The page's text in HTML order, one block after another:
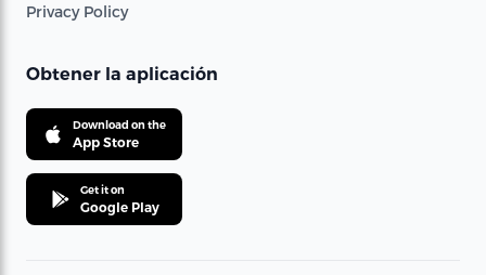
Privacy Policy
Obtener la aplicación
Download on the
App Store
Get it on
Google Play